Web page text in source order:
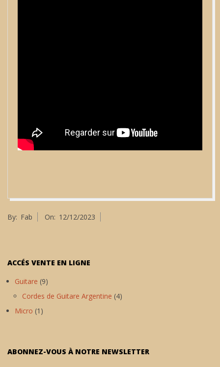
12-
By: Fab On: 12/12/2023
ACCÉS VENTE EN LIGNE
Guitare (9)
Cordes de Guitare Argentine (4)
Micro (1)
ABONNEZ-VOUS À NOTRE NEWSLETTER